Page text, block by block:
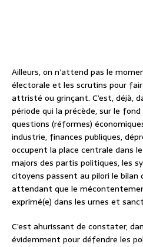
Ailleurs, on n’attend pas le
électorale et les scrutins pour
attristé ou grinçant. C’est, déjà,
période qui la précède, sur le
questions (réformes)
industrie, finances publiques,
occupent la place centrale dans
majors des partis politiques, les
citoyens passent au pilori le bilan
attendant que le
exprimé(e) dans les urnes et
C’est ahurissant de constater,
évidemment pour défendre les